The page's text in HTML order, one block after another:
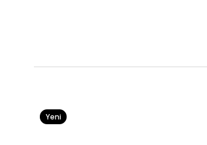
Yeni